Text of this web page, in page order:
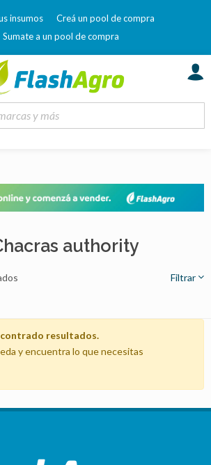
insumos
Creá un pool de compra
Sumate a un pool de compra
resultados.
y encuentra lo que necesitas
authority
Filtrar